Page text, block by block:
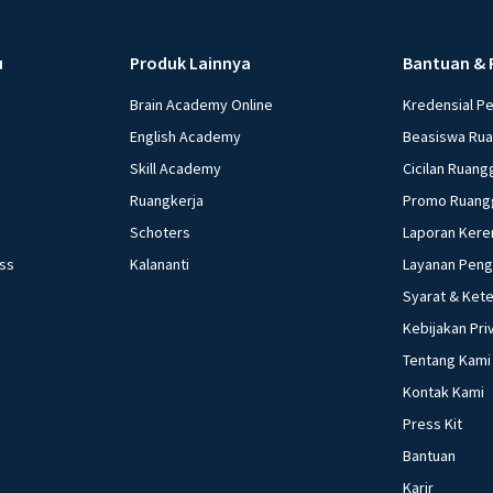
menambah Tr,
menurunkan Tx
yang dilakukan
kebijakan
Menetapkan
minimum
Mengatur tingkat
beberapa
Menaikkan suku
harga. Yang
d. 3) dan 5) e. 4) dan 5) Investasi bank lesu, daya beli melemah akan
bunga bank b.
masyarakat d.
Produk Lainnya
Brain Academy Online
English Academy
Skill Academy
Ruangkerja
Schoters
Kalananti
Bantuan &
Kredensial
Beasiswa
Cicilan
Promo
Laporan
Layanan
Syarat &
Kebijakan
Tentang Kami
Kontak Kami
Press Kit
Bantuan
Karir